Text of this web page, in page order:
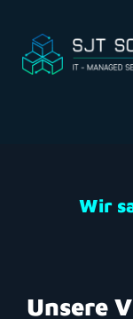
Wir
Unsere